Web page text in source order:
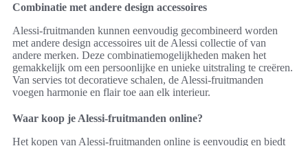
Combinatie met andere design accessoires
Alessi-fruitmanden kunnen eenvoudig gecombineerd worden
met andere design accessoires uit de Alessi collectie of van
andere merken. Deze combinatiemogelijkheden maken het
gemakkelijk om een persoonlijke en unieke uitstraling te creëren.
Van servies tot decoratieve schalen, de Alessi-fruitmanden
voegen harmonie en flair toe aan elk interieur.
Waar koop je Alessi-fruitmanden online?
Het kopen van Alessi-fruitmanden online is eenvoudig en biedt